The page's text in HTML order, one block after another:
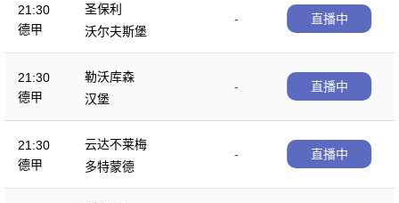
21:30
德甲
圣保利
-
沃尔夫斯堡
直播中
21:30
德甲
勒沃库森
-
汉堡
直播中
21:30
德甲
云达不莱梅
-
多特蒙德
直播中